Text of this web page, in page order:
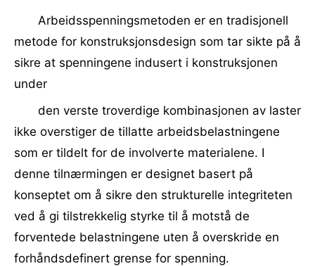
Arbeidsspenningsmetoden er en tradisjonell
metode for konstruksjonsdesign som tar sikte på å
sikre at spenningene indusert i konstruksjonen
under
den verste troverdige kombinasjonen av laster
ikke overstiger de tillatte arbeidsbelastningene
som er tildelt for de involverte materialene. I
denne tilnærmingen er designet basert på
konseptet om å sikre den strukturelle integriteten
ved å gi tilstrekkelig styrke til å motstå de
forventede belastningene uten å overskride en
forhåndsdefinert grense for spenning.